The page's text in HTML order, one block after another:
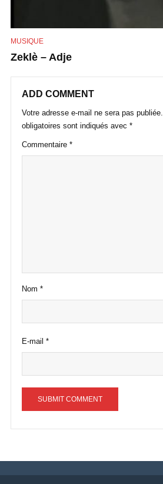
MUSIQUE
Zeklè – Adje
ADD COMMENT
Votre adresse e-mail ne sera pas publiée.
obligatoires sont indiqués avec *
Commentaire *
Nom *
E-mail *